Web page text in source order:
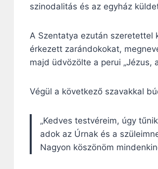
szinodalitás és az egyház
A Szentatya ezután szeretettel
érkezett zarándokokat,
majd üdvözölte a perui „Jézus,
Végül a következő szavakkal
„Kedves testvéreim, úgy
adok az Úrnak és a
Nagyon köszönöm